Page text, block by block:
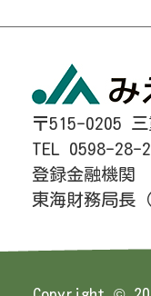
〒515-0205
TEL 0598-28-
登録金融機関
東海財務局長